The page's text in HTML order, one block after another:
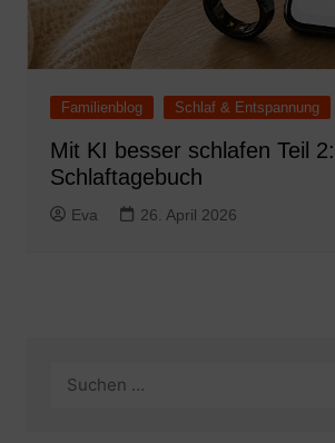
Familienblog Schlaf & Entspannung
Mit KI besser schlafen Teil
Schlaftagebuch
Eva 26. April 2026